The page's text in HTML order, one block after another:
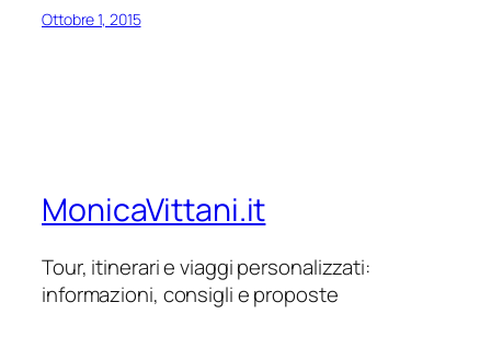
Ottobre 1, 2015
MonicaVittani.it
Tour, itinerari e viaggi personalizzati:
informazioni, consigli e proposte